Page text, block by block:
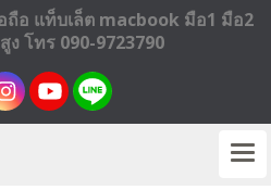
อ แท็บเล็ต macbook มือ1 มือ2
โทร 090-9723790